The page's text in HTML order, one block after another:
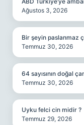
Ağustos 3, 2026
Bir şeyin paslanmaz
Temmuz 30, 2026
64 sayısının doğal
Temmuz 30, 2026
Uyku felci cin midir ?
Temmuz 29, 2026